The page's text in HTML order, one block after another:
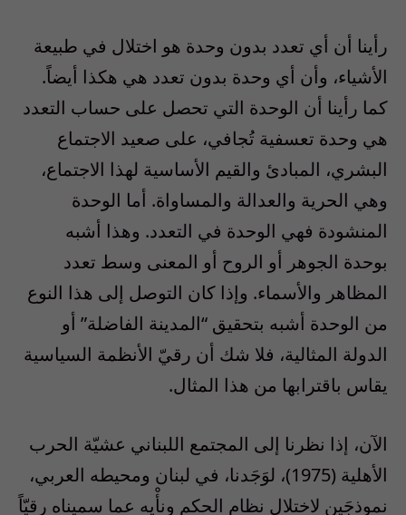
رأينا أن أي تعدد بدون وحدة هو اختلال في طبيعة
الأشياء، وأن أي وحدة بدون تعدد هي هكذا أيضاً.
كما رأينا أن الوحدة التي تحصل على حساب التعدد
هي وحدة تعسفية تُجافي، على صعيد الاجتماع
البشري، المبادئ والقيم الأساسية لهذا الاجتماع،
وهي الحرية والعدالة والمساواة. أما الوحدة
المنشودة فهي الوحدة في التعدد. وهذا أشبه
بوحدة الجوهر أو الروح أو المعنى وسط تعدد
المظاهر والأسماء. وإذا كان التوصل إلى هذا النوع
من الوحدة أشبه بتحقيق “المدينة الفاضلة” أو
الدولة المثالية، فلا شك أن رقيّ الأنظمة السياسية
يقاس باقترابها من هذا المثال.
الآن، إذا نظرنا إلى المجتمع اللبناني عشيّة الحرب
الأهلية (1975)، لوَجَدنا، في لبنان ومحيطه العربي،
نموذجَين لاختلال نظام الحكم ونأْيه عما سميناه رقيّاً